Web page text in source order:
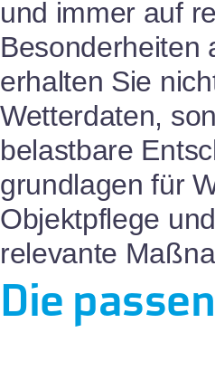
und immer auf
Besonderheiten
erhalten Sie
Wetterdaten,
belastbare
grundlagen für
Objektpflege
relevante
Die
Q.met-